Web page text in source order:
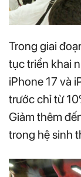
Trong giai
tục triển khai
iPhone 17 và
trước chỉ từ
Giảm thêm
trong hệ sinh